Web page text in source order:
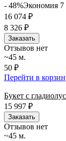
- 48%Экономия 7
16 074 ₽
8 326 ₽
Заказать
Отзывов нет
~45 м.
50 ₽
Перейти в
Букет с
15 997 ₽
Заказать
Отзывов нет
~45 м.